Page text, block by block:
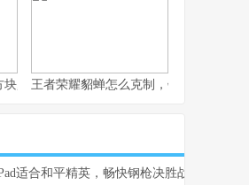
,资深玩家的详尽获取指南
王者荣耀貂蝉怎么克制，针对她的四大
适合和平精英，畅快钢枪决胜战场副标题